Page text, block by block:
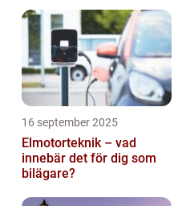
16 september 2025
Elmotorteknik – vad
innebär det för dig som
bilägare?